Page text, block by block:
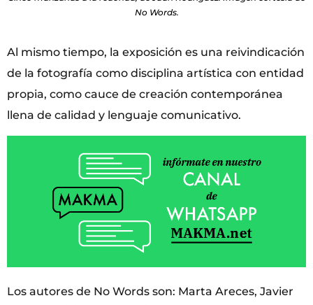
No Words.
Al mismo tiempo, la exposición es una reivindicación
de la fotografía como disciplina artística con entidad
propia, como cauce de creación contemporánea
llena de calidad y lenguaje comunicativo.
Los autores de No Words son: Marta Areces, Javier